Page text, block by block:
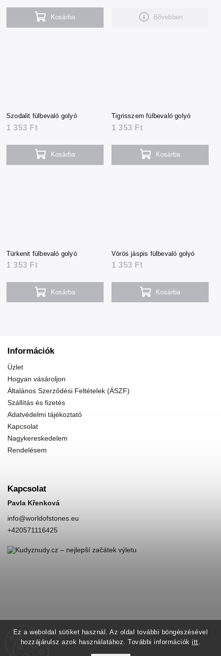
Ez a weboldal sütiket használ. Az oldal további böngészésével
hozzájárulsz azok használatához. További információkitt.
Kosárba Bővebben
Szodalit fülbevaló golyó
1 353 Ft
Kosárba
Tigrisszem fülbevaló golyó
1 353 Ft
Kosárba
Türkenit fülbevaló golyó
1 353 Ft
Kosárba
Vörös jáspis fülbevaló golyó
1 353 Ft
Kosárba
Információk
Üzlet
Hogyan vásároljon
Általános Szerződési Feltételek (ÁSZF)
Szállítás és fizetés
Adatvédelmi tájékoztató
Kapcsolat
Nagykereskedelem
Rendelésem
Kapcsolat
Pavla Křenková
info@worldofstones.eu
+420571116425